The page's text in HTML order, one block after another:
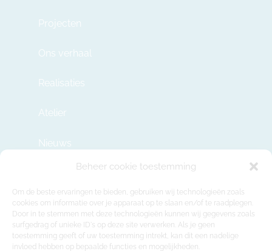
Beheer cookie toestemming
Om de beste ervaringen te bieden, gebruiken wij technologieën zoals
cookies om informatie over je apparaat op te slaan en/of te raadplegen.
Door in te stemmen met deze technologieën kunnen wij gegevens zoals
surfgedrag of unieke ID's op deze site verwerken. Als je geen
toestemming geeft of uw toestemming intrekt, kan dit een nadelige
invloed hebben op bepaalde functies en mogelijkheden.
Projecten
Ons verhaal
Realisaties
Atelier
Nieuws
info@modulehome.be
+32 2 669 36 50